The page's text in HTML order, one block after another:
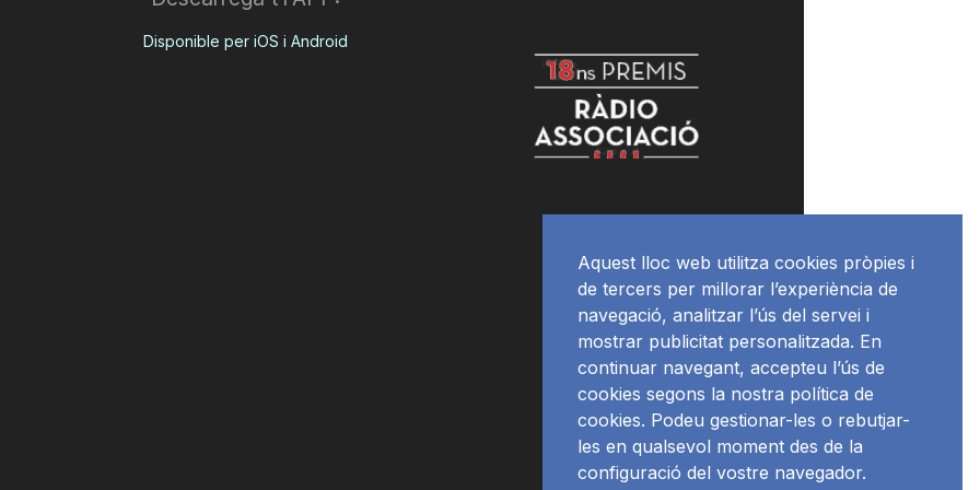
Disponible per iOS i Android
Aquest lloc web utilitza cookies pròpies i
de tercers per millorar l’experiència de
navegació, analitzar l’ús del servei i
mostrar publicitat personalitzada. En
continuar navegant, accepteu l’ús de
cookies segons la nostra política de
cookies. Podeu gestionar-les o rebutjar-
les en qualsevol moment des de la
configuració del vostre navegador.